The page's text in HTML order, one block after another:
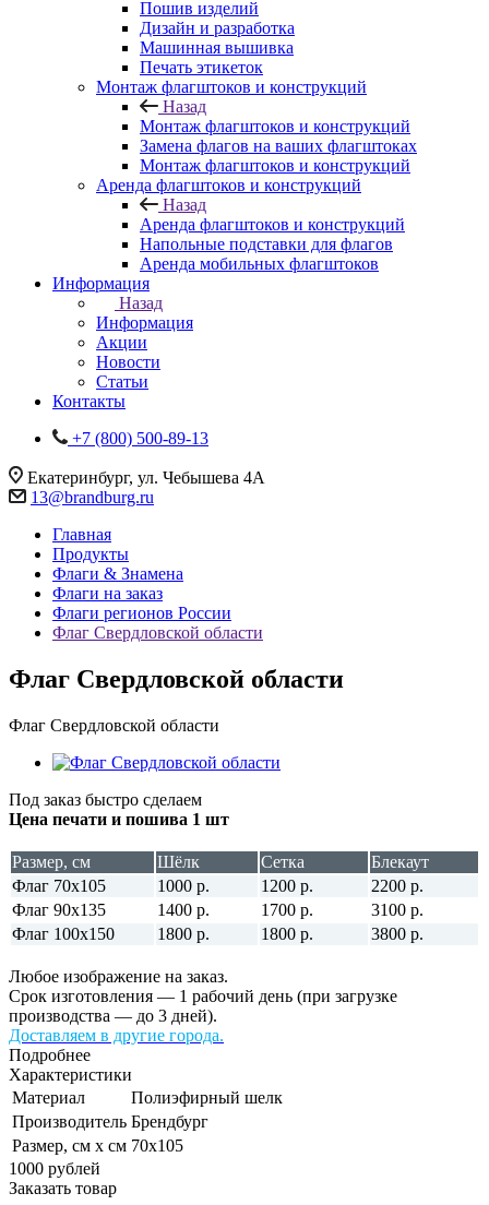
Пошив изделий
Дизайн и разработка
Машинная вышивка
Печать этикеток
Монтаж флагштоков и конструкций
Назад
Монтаж флагштоков и конструкций
Замена флагов на ваших флагштоках
Монтаж флагштоков и конструкций
Аренда флагштоков и конструкций
Назад
Аренда флагштоков и конструкций
Напольные подставки для флагов
Аренда мобильных флагштоков
Информация
Назад
Информация
Акции
Новости
Статьи
Контакты
+7 (800) 500-89-13
Екатеринбург, ул. Чебышева 4А
13@brandburg.ru
Главная
Продукты
Флаги & Знамена
Флаги на заказ
Флаги регионов России
Флаг Свердловской области
Флаг Свердловской области
Флаг Свердловской области
Под заказ быстро сделаем
Цена печати и пошива 1 шт
Размер, см Шёлк Сетка
Блекаут
Флаг 70х105
1000 р. 1200 р.
2200 р.
Флаг 90х135
1400 р. 1700 р.
3100 р.
Флаг 100х150
1800 р. 1800 р. 3800 р.
Любое изображение на заказ.
Срок изготовления — 1 рабочий день (при загрузке
производства — до 3 дней).
Доставляем в другие города.
Подробнее
Характеристики
Материал
Полиэфирный шелк
Производитель Брендбург
Размер, см х см 70х105
1000 рублей
Заказать товар